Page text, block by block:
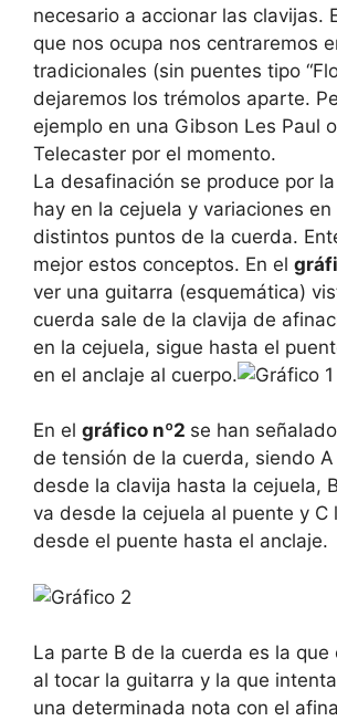
necesario a accionar las clavijas.
que nos ocupa nos centraremos
tradicionales (sin puentes tipo
dejaremos los trémolos aparte.
ejemplo en una Gibson Les Paul
Telecaster por el momento.
La desafinación se produce por
hay en la cejuela y variaciones
distintos puntos de la cuerda.
mejor estos conceptos. En el
ver una guitarra (esquemática)
cuerda sale de la clavija de
en la cejuela, sigue hasta el
en el anclaje al cuerpo.
En el gráfico nº2 se han
de tensión de la cuerda, siendo
desde la clavija hasta la cejuela,
va desde la cejuela al puente y C
desde el puente hasta el anclaje.
La parte B de la cuerda es la que
al tocar la guitarra y la que
una determinada nota con el